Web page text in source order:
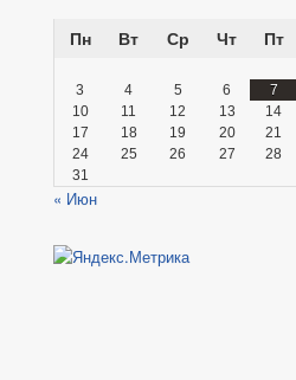
Пн
Вт Ср Чт Пт
3
4 5 6 7
10
11 12 13 14
17
18 19 20 21
24
25 26 27 28
31
« Июн